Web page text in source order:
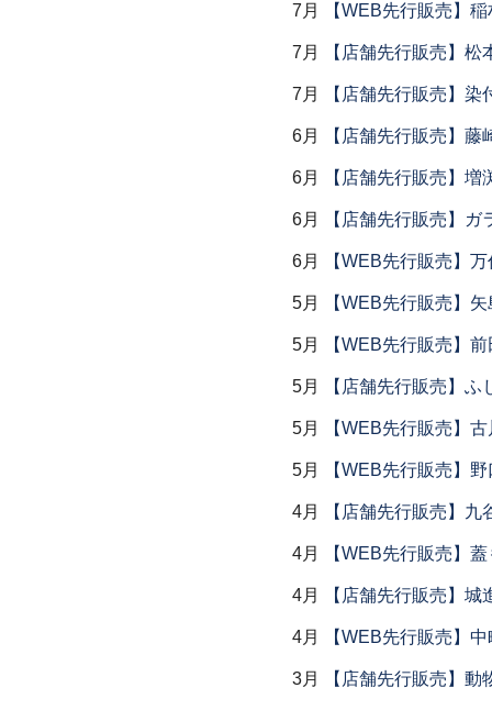
7月 【WEB先行販売】
7月 【店舗先行販売】松
7月 【店舗先行販売】染
6月 【店舗先行販売】
6月 【店舗先行販売】増
6月 【店舗先行販売】ガ
6月 【WEB先行販売】
5月 【WEB先行販売】
5月 【WEB先行販売】
5月 【店舗先行販売】ふ
5月 【WEB先行販売】
5月 【WEB先行販売】
4月 【店舗先行販売】九
4月 【WEB先行販売】
4月 【店舗先行販売】城
4月 【WEB先行販売】
3月 【店舗先行販売】動